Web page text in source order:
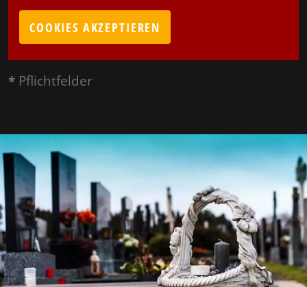
COOKIES AKZEPTIEREN
* Pflichtfelder